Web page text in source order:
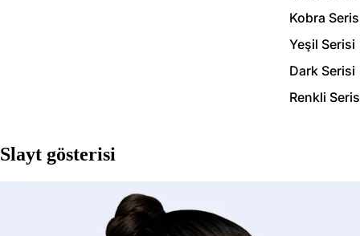
Kobra
Yeşil Serisi
Dark Serisi
Renkli
Slayt gösterisi